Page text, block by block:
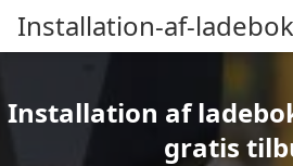
Installation-af-
Installation af
gratis